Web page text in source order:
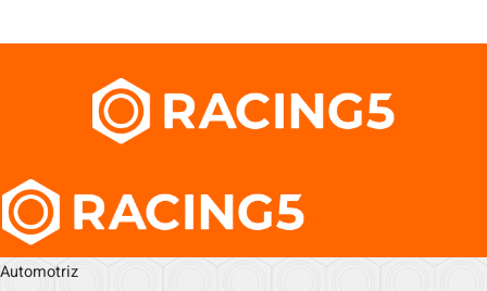
Automotriz